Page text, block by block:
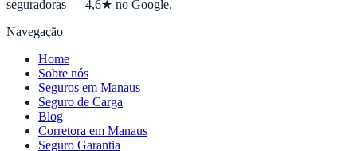
seguradoras — 4,6★ no Google.
Navegação
Home
Sobre nós
Seguros em Manaus
Seguro de Carga
Blog
Corretora em Manaus
Seguro Garantia